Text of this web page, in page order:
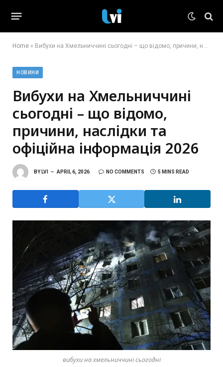
Home » Вибухи на Хмельниччині сьогодні – що відомо, причини, наслідки та офіційна інформація 2026
НОВИНИ
Вибухи на Хмельниччині
сьогодні – що відомо,
причини, наслідки та
офіційна інформація 2026
BY LVI APRIL 6, 2026 NO COMMENTS 5 MINS READ
вибухи на хмельниччині сьогодні